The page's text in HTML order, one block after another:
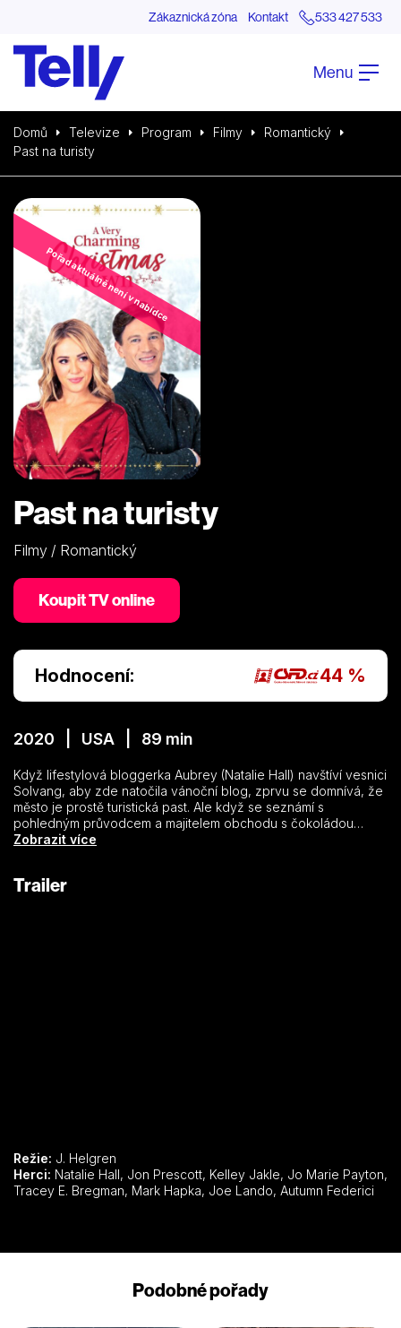
Zákaznická zóna Kontakt 533 427 533
Menu
Domů Televize Program Filmy
Romantický
Past na turisty
Pořad aktuálně není v nabídce
Past na turisty
Filmy / Romantický
Koupit TV online
Hodnocení: 44 %
2020 | USA | 89 min
Když lifestylová bloggerka Aubrey (Natalie Hall) navštíví vesnici
Solvang, aby zde natočila vánoční blog, zprvu se domnívá, že
město je prostě turistická past. Ale když se seznámí s
pohledným průvodcem a majitelem obchodu s čokoládou
Sawyerem (Jon Prescott), který ji provede po okolí, Aubrey se
Zobrazit více
Trailer
Režie: J. Helgren
Herci:
Tracey E. Bregman, Mark Hapka, Joe Lando, Autumn Federici
Podobné pořady